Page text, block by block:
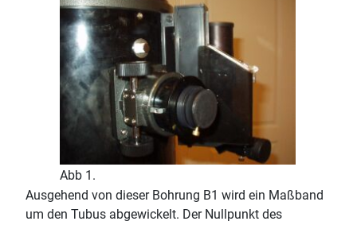
Abb 1.
Ausgehend von dieser Bohrung B1 wird ein Maßband
um den Tubus abgewickelt. Der Nullpunkt des